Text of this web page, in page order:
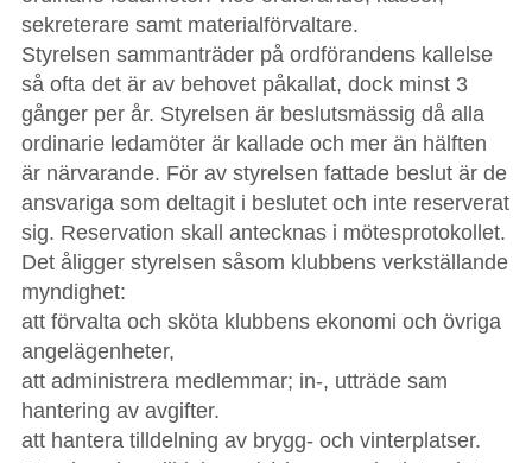
sekreterare samt materialförvaltare.
Styrelsen sammanträder på ordförandens kallelse
så ofta det är av behovet påkallat, dock minst 3
gånger per år. Styrelsen är beslutsmässig då alla
ordinarie ledamöter är kallade och mer än hälften
är närvarande. För av styrelsen fattade beslut är de
ansvariga som deltagit i beslutet och inte reserverat
sig. Reservation skall antecknas i mötesprotokollet.
Det åligger styrelsen såsom klubbens verkställande
myndighet:
att förvalta och sköta klubbens ekonomi och övriga
angelägenheter,
att administrera medlemmar; in-, utträde sam
hantering av avgifter.
att hantera tilldelning av brygg- och vinterplatser.